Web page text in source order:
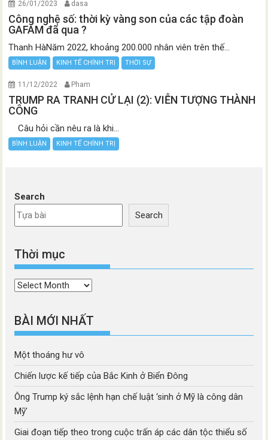
26/01/2023 dasa
Công nghệ số: thời kỳ vàng son của các tập đoàn
GAFAM đã qua ?
Thanh HàNăm 2022, khoảng 200.000 nhân viên trên thế...
BÌNH LUẬN KINH TẾ CHÍNH TRỊ THỜI SỰ
11/12/2022 Pham
TRUMP RA TRANH CỬ LẠI (2): VIỄN TƯỢNG THÀNH
CÔNG
Câu hỏi cần nêu ra là khi...
BÌNH LUẬN KINH TẾ CHÍNH TRỊ
Search
Search
Thời mục
Thời
BÀI MỚI NHẤT
Một thoáng hư vô
Chiến lược kế tiếp của Bắc Kinh ở Biển Đông
Ông Trump ký sắc lệnh hạn chế luật ‘sinh ở Mỹ là công dân
Mỹ’
Giai đoạn tiếp theo trong cuộc trấn áp các dân tộc thiểu số